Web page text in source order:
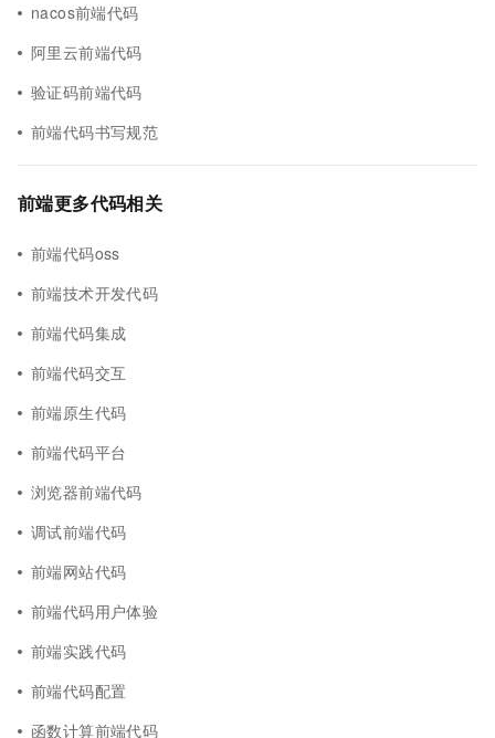
nacos前端代码
阿里云前端代码
验证码前端代码
前端代码书写规范
前端更多代码相关
前端代码oss
前端技术开发代码
前端代码集成
前端代码交互
前端原生代码
前端代码平台
浏览器前端代码
调试前端代码
前端网站代码
前端代码用户体验
前端实践代码
前端代码配置
函数计算前端代码